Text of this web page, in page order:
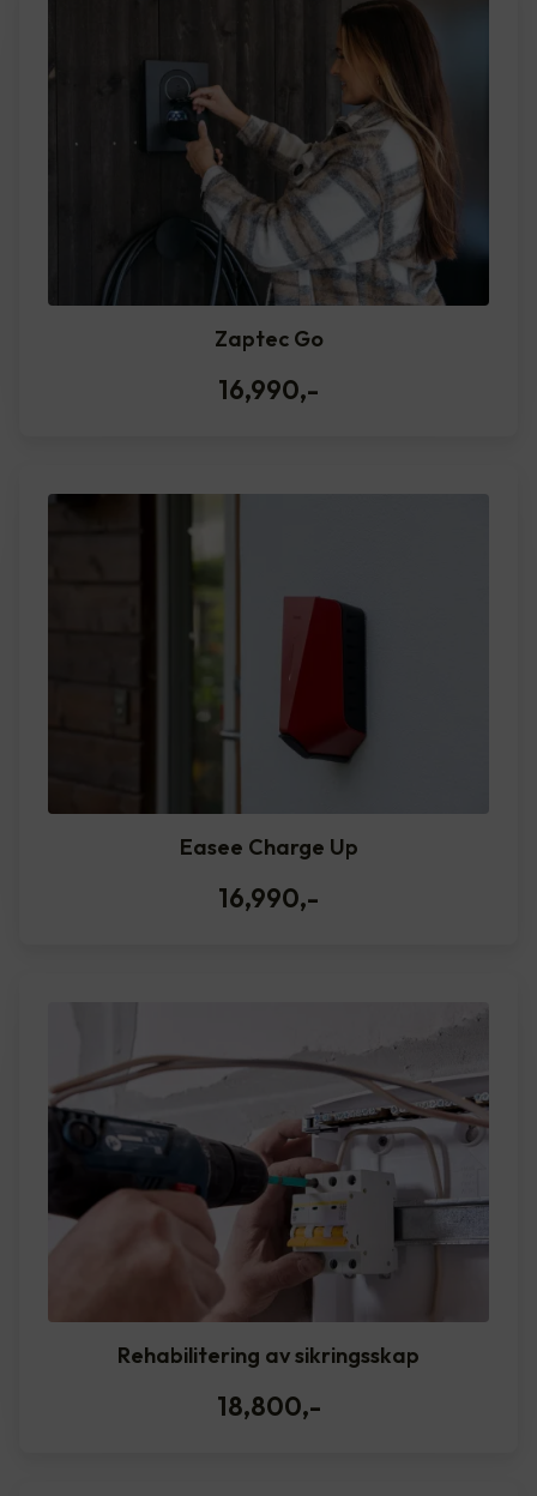
Zaptec Go
16,990,-
Easee Charge Up
16,990,-
Rehabilitering av sikringsskap
18,800,-